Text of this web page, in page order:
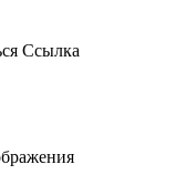
Ссылка